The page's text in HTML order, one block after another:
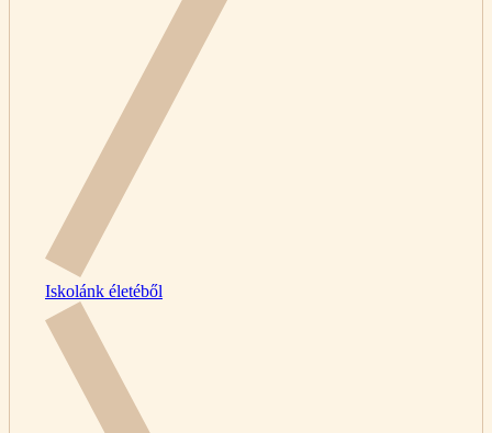
Iskolánk életéből